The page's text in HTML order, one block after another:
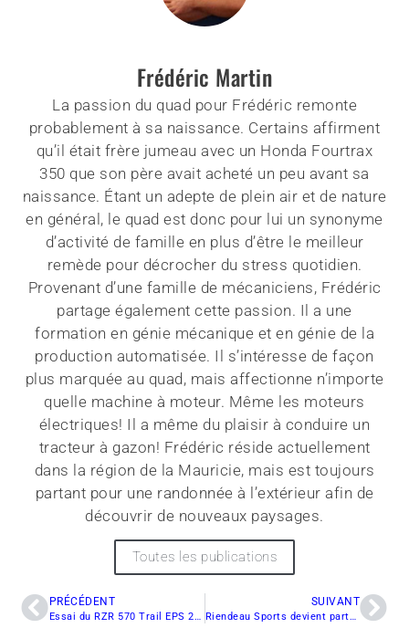
Frédéric Martin
La passion du quad pour Frédéric remonte
probablement à sa naissance. Certains affirment
qu’il était frère jumeau avec un Honda Fourtrax
350 que son père avait acheté un peu avant sa
naissance. Étant un adepte de plein air et de nature
en général, le quad est donc pour lui un synonyme
d’activité de famille en plus d’être le meilleur
remède pour décrocher du stress quotidien.
Provenant d’une famille de mécaniciens, Frédéric
partage également cette passion. Il a une
formation en génie mécanique et en génie de la
production automatisée. Il s’intéresse de façon
plus marquée au quad, mais affectionne n’importe
quelle machine à moteur. Même les moteurs
électriques! Il a même du plaisir à conduire un
tracteur à gazon! Frédéric réside actuellement
dans la région de la Mauricie, mais est toujours
partant pour une randonnée à l’extérieur afin de
découvrir de nouveaux paysages.
Toutes les publications
PRÉCÉDENT
Essai du RZR 570 Trail EPS 2016
SUIVANT
Riendeau Sports devient partenaire du Magazine InfoQuad.com